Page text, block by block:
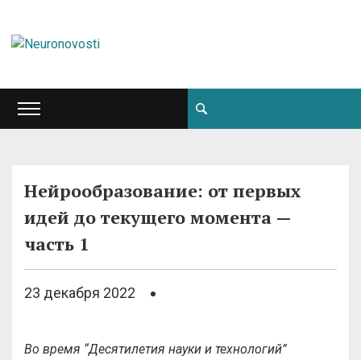
Нейрообразование: от первых
идей до текущего момента —
часть 1
23 декабря 2022
Во время “Десятилетия науки и технологий”